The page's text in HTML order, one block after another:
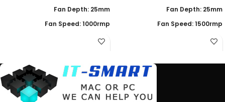
Fan Depth: 25mm
Fan Speed: 1500rmp
PWM: Yes
Fan Depth: 25mm
Fan Speed: 1000rmp
PWM: Yes
Connector: 4-Pin